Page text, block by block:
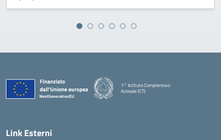
1° Istituto Comprensivo
Acireale (CT)
Link Esterni